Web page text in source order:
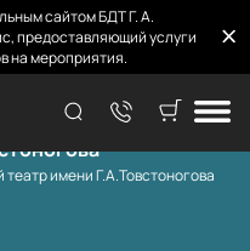
сайтом БДТ Г. А.
предоставляющий услуги
на мероприятия.
имени Г.А.Товстоногова